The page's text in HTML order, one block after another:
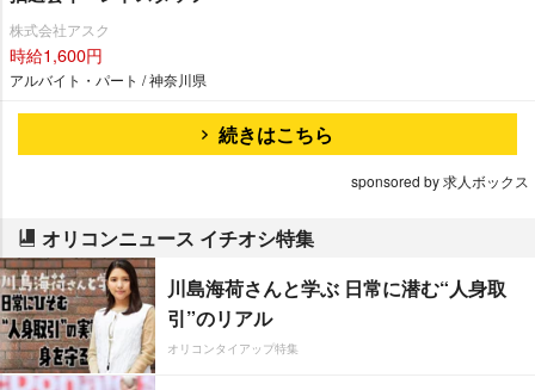
株式会社アスク
時給1,600円
アルバイト・パート / 神奈川県
続きはこちら
sponsored by 求人ボックス
オリコンニュース イチオシ特集
川島海荷さんと学ぶ 日常に潜む“人身取
引”のリアル
オリコンタイアップ特集